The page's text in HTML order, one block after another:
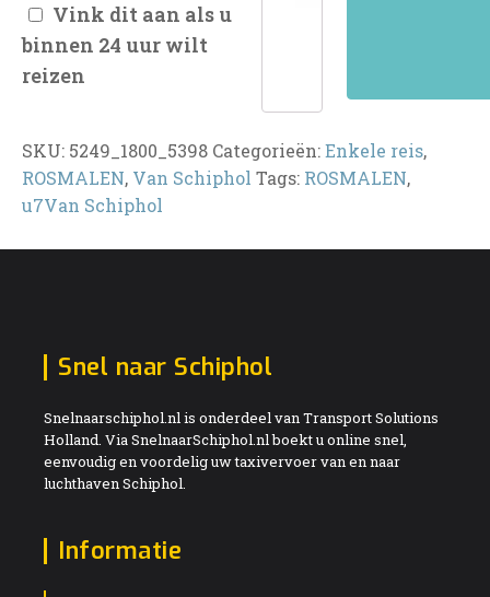
Vink dit aan als u
binnen 24 uur wilt
reizen
SKU: 5249_1800_5398 Categorieën:Enkele reis,
ROSMALEN, Van Schiphol Tags: ROSMALEN,
u7Van Schiphol
Snel naar Schiphol
Snelnaarschiphol.nl is onderdeel van Transport Solutions
Holland. Via SnelnaarSchiphol.nl boekt u online snel,
eenvoudig en voordelig uw taxivervoer van en naar
luchthaven Schiphol.
Informatie